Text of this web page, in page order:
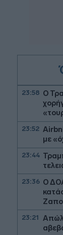
23:58 Ο
23:52
με
23:44
23:36 Ο
23:21